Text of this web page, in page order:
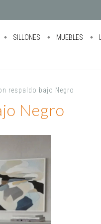
SILLONES MUEBLES
respaldo bajo Negro
Negro